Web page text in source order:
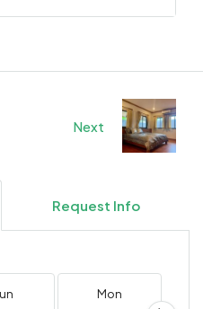
Next
Request Info
Mon